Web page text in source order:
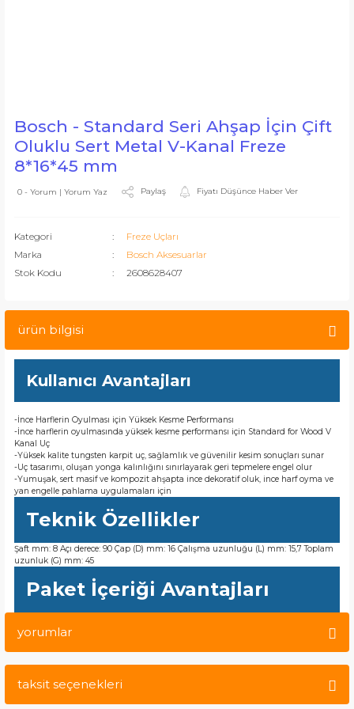
Bosch - Standard Seri Ahşap İçin Çift
Oluklu Sert Metal V-Kanal Freze
8*16*45 mm
0 - Yorum | Yorum Yaz Paylaş Fiyatı Düşünce Haber Ver
Kategori
Freze Uçları
Marka
Bosch Aksesuarlar
Stok Kodu
2608628407
ürün bilgisi
Kullanıcı Avantajları
-İnce Harflerin Oyulması için Yüksek Kesme Performansı
-İnce harflerin oyulmasında yüksek kesme performansı için Standard for Wood V
Kanal Uç
-Yüksek kalite tungsten karpit uç, sağlamlık ve güvenilir kesim sonuçları sunar
-Uç tasarımı, oluşan yonga kalınlığını sınırlayarak geri tepmelere engel olur
-Yumuşak, sert masif ve kompozit ahşapta ince dekoratif oluk, ince harf oyma ve
yan engelle pahlama uygulamaları için
Teknik Özellikler
Şaft mm: 8 Açı derece: 90 Çap (D) mm: 16 Çalışma uzunluğu (L) mm: 15,7 Toplam
uzunluk (G) mm: 45
Paket İçeriği Avantajları
yorumlar
taksit seçenekleri